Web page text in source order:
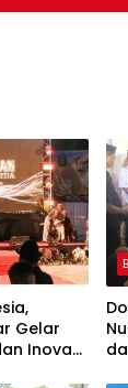
Gelar
Inovasi